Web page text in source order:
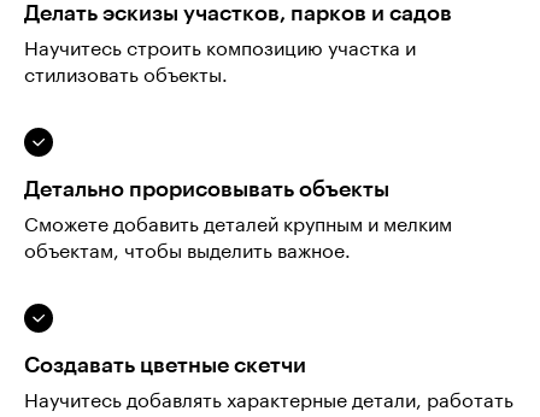
Делать эскизы участков, парков и садов
Научитесь строить композицию участка и
стилизовать объекты.
Детально прорисовывать объекты
Сможете добавить деталей крупным и мелким
объектам, чтобы выделить важное.
Создавать цветные скетчи
Научитесь добавлять характерные детали, работать